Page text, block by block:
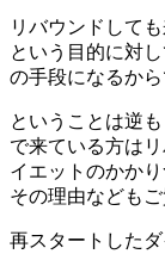
リバウンドして
という目的に対
の手段になるから
ということは逆
で来ている方は
イエットのかか
その理由なども
再スタートした